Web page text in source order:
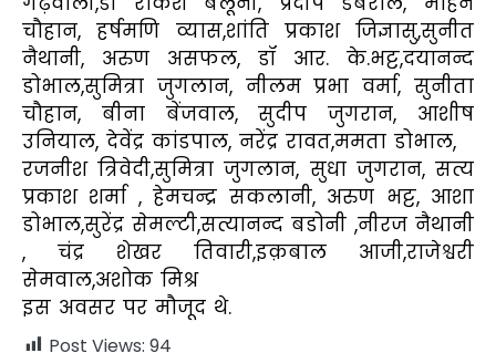
चौहान, हर्षमणि व्यास,शांति प्रकाश जिज्ञासु,सुनीत
नैथानी, अरुण असफल, डॉ आर. के.भट्ट,दयानन्द
डोभाल,सुमित्रा जुगलान, नीलम प्रभा वर्मा, सुनीता
चौहान, बीना बेंजवाल, सुदीप जुगरान, आशीष
उनियाल, देवेंद्र कांडपाल, नरेंद्र रावत,ममता डोभाल,
रजनीश त्रिवेदी,सुमित्रा जुगलान, सुधा जुगरान, सत्य
प्रकाश शर्मा , हेमचन्द्र सकलानी, अरुण भट्ट, आशा
डोभाल,सुरेंद्र सेमल्टी,सत्यानन्द बडोनी ,नीरज नैथानी
, चंद्र शेखर तिवारी,इक़बाल आजी,राजेश्वरी
सेमवाल,अशोक मिश्र
इस अवसर पर मौजूद थे.
Post Views: 94